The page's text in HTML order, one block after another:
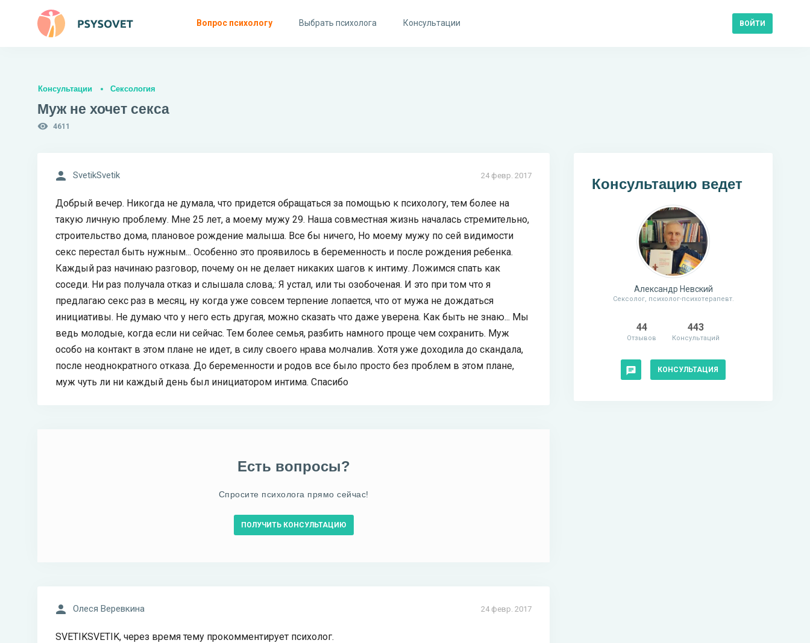
Вопрос психологу Выбрать психолога Консультации ВОЙТИ
Консультации Сексология
Муж не хочет секса
4611
24 февр. 2017
SvetikSvetik
Добрый вечер. Никогда не думала, что придется обращаться за помощью к психологу, тем более на
такую личную проблему. Мне 25 лет, а моему мужу 29. Наша совместная жизнь началась стремительно,
строительство дома, плановое рождение малыша. Все бы ничего, Но моему мужу по сей видимости
секс перестал быть нужным... Особенно это проявилось в беременность и после рождения ребенка.
Каждый раз начинаю разговор, почему он не делает никаких шагов к интиму. Ложимся спать как
соседи. Ни раз получала отказ и слышала слова,: Я устал, или ты озобоченая. И это при том что я
предлагаю секс раз в месяц, ну когда уже совсем терпение лопается, что от мужа не дождаться
инициативы. Не думаю что у него есть другая, можно сказать что даже уверена. Как быть не знаю... Мы
ведь молодые, когда если ни сейчас. Тем более семья, разбить намного проще чем сохранить. Муж
особо на контакт в этом плане не идет, в силу своего нрава молчалив. Хотя уже доходила до скандала,
после неоднократного отказа. До беременности и родов все было просто без проблем в этом плане,
муж чуть ли ни каждый день был инициатором интима. Спасибо
Есть вопросы?
Спросите психолога прямо сейчас!
ПОЛУЧИТЬ КОНСУЛЬТАЦИЮ
24 февр. 2017
Олеся Веревкина
SVETIKSVETIK, через время тему прокомментирует психолог.
Консультацию ведет
Александр Невский
Сексолог, психолог-психотерапевт.
44
Отзывов
443
Консультаций
КОНСУЛЬТАЦИЯ